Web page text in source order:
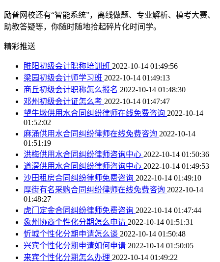
励普网校还有“智能系统”，离线做题、专业解析、模考大赛、
助教答疑等，你随时随地拾起碎片化时间学。
精彩推送
睢阳初级会计职称培训班 2022-10-14 01:49:56
梁园初级会计师学习班 2022-10-14 01:49:13
商丘初级会计职称怎么报名 2022-10-14 01:48:30
邓州初级会计证怎么考 2022-10-14 01:47:47
望牛墩供用水合同纠纷律师在线免费咨询 2022-10-14
01:52:02
麻涌供用水合同纠纷律师在线免费咨询 2022-10-14
01:51:19
洪梅供用水合同纠纷律师咨询中心 2022-10-14 01:50:36
道滘供用水合同纠纷律师咨询中心 2022-10-14 01:49:53
沙田租房合同纠纷律师免费咨询 2022-10-14 01:49:10
厚街有名采购合同纠纷律师在线免费咨询 2022-10-14
01:48:27
虎门定金合同纠纷律师免费咨询 2022-10-14 01:47:44
象州协商个性化分期怎么申请 2022-10-14 01:51:31
忻城个性化分期申请怎么谈 2022-10-14 01:50:48
兴宾个性化分期申请如何申请 2022-10-14 01:50:05
来宾个性化分期怎么办理 2022-10-14 01:49:22